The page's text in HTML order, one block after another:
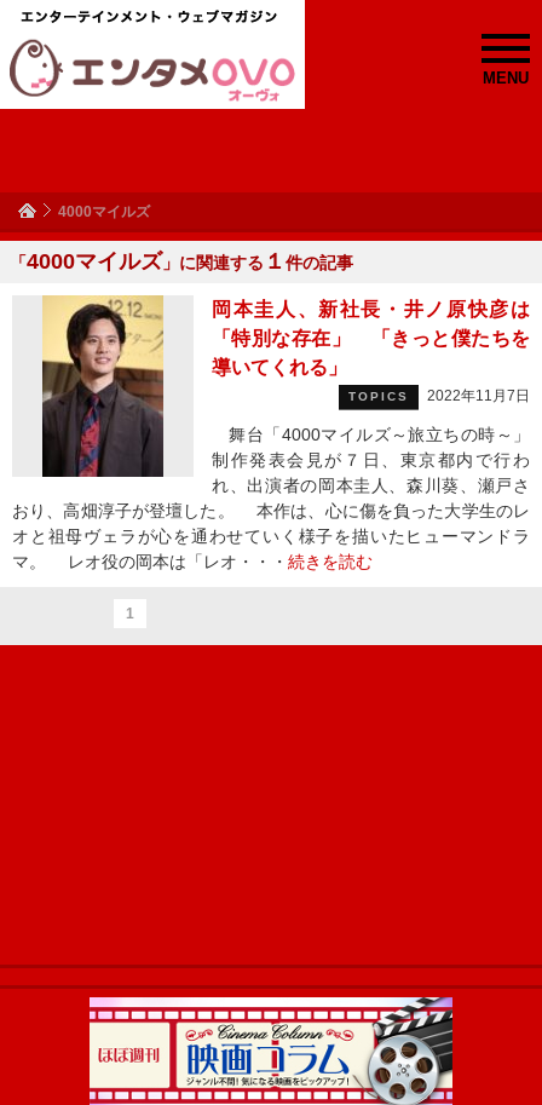
MENU
4000マイルズ
「4000マイルズ 」に関連する １ 件の記事
岡本圭人、新社長・井ノ原快彦は
「特別な存在」 「きっと僕たちを
導いてくれる」
TOPICS 2022年11月7日
舞台「4000マイルズ～旅立ちの時～」
制作発表会見が７日、東京都内で行わ
れ、出演者の岡本圭人、森川葵、瀬戸さ
おり、高畑淳子が登壇した。 本作は、心に傷を負った大学生のレ
オと祖母ヴェラが心を通わせていく様子を描いたヒューマンドラ
マ。 レオ役の岡本は「レオ・・・ 続きを読む
1